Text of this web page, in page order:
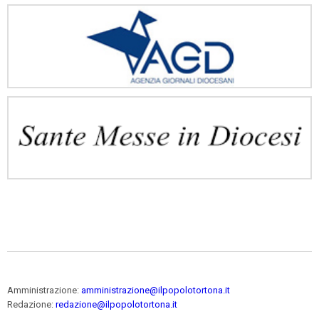
Amministrazione: amministrazione@ilpopolotortona.it
Redazione: redazione@ilpopolotortona.it